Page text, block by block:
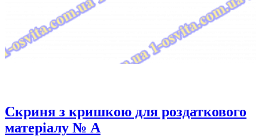
Скриня з кришкою для роздаткового
матеріалу № A